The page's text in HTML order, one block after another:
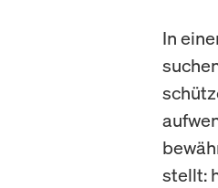
In
stellt: